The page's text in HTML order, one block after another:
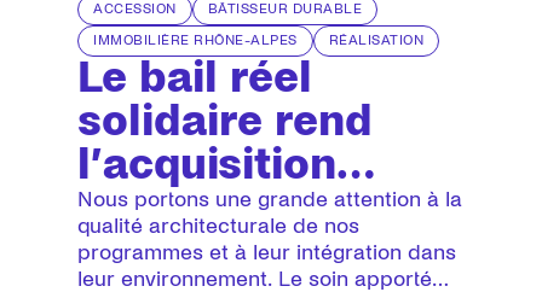
ACCESSION
BÂTISSEUR DURABLE
IMMOBILIÈRE RHÔNE-ALPES
RÉALISATION
Le bail réel
solidaire rend
l’acquisition
accessible
Nous portons une grande attention à la
qualité architecturale de nos
programmes et à leur intégration dans
leur environnement. Le soin apporté